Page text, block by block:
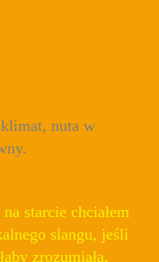
nuta w
starcie chciałem
slangu, jeśli
zrozumiała,